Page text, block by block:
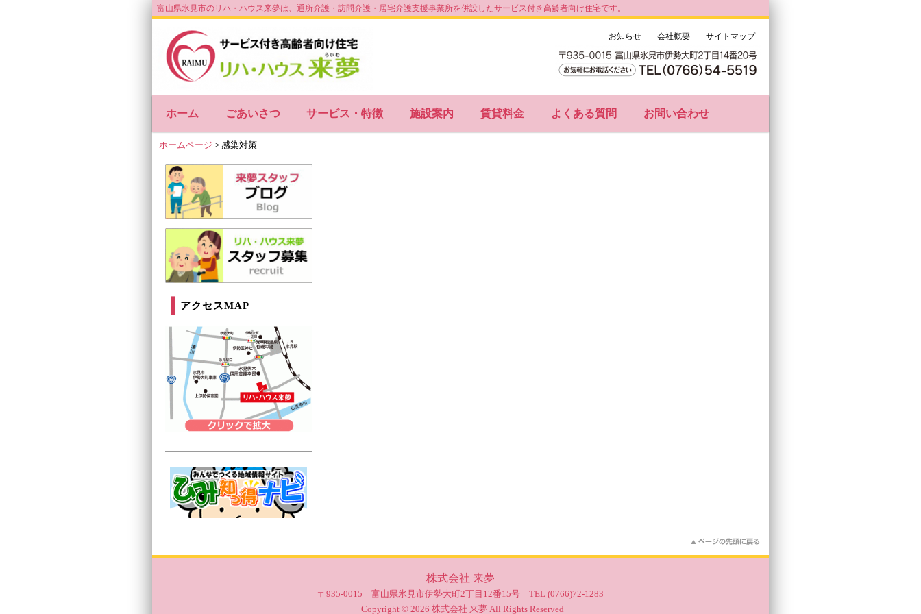
富山県氷見市のリハ・ハウス来夢は、通所介護・訪問介護・居宅介護支援事業所を併設したサービス付き高齢者向け住宅です。
お知らせ 会社概要 サイトマップ
ホーム ごあいさつ サービス・特徴 施設案内 賃貸料金 よくある質問 お問い合わせ
ホームページ > 感染対策
アクセスMAP
株式会社 来夢
〒935-0015 富山県氷見市伊勢大町2丁目12番15号 TEL (0766)72-1283
Copyright © 2026 株式会社 来夢 All Rights Reserved